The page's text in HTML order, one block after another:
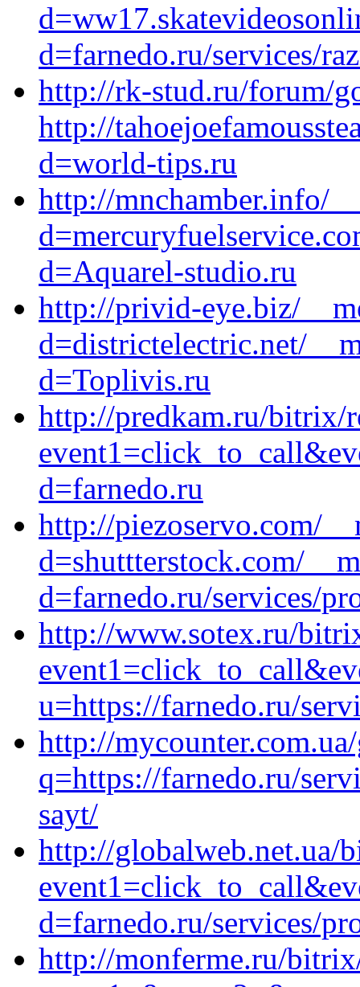
d=farnedo.ru/services/
http://rk-stud.ru/forum/
http://
d=world-tips.ru
http://mnchamber.info/
d=Aquarel-studio.ru
http://privid-eye.biz/
d=districtelectric.net/
d=Toplivis.ru
http://predkam.ru/bitrix/
d=farnedo.ru
http://piezoservo.com/
d=shuttterstock.com/
d=farnedo.ru/services/
http://www.sotex.ru/
u=https://farnedo.ru/
http://
q=https://farnedo.ru/
sayt/
http://globalweb.net.ua/
d=farnedo.ru/services/
http://monferme.ru/